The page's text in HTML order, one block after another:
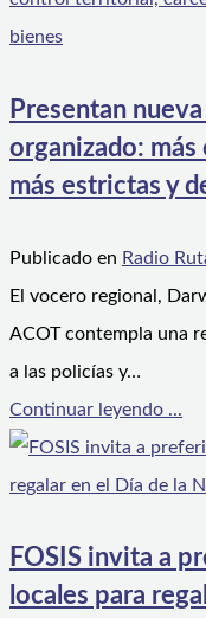
Presentan
organizado:
más estrictas y
Publicado en Radio
El vocero regional,
ACOT contempla una
a las policías y…
Continuar leyendo ...
FOSIS invita a
locales para